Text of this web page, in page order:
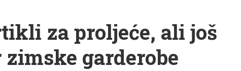
za proljeće, ali još
garderobe